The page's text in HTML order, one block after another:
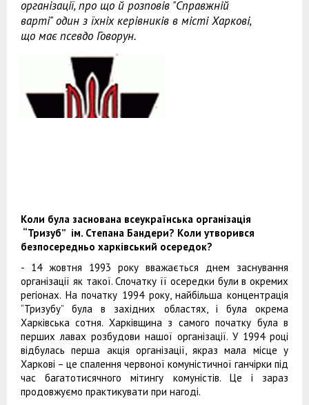
організації, про що й розповів "Справжній
варті" один з їхніх керівників в місті Харкові,
що має псевдо Говорун.
Коли була заснована всеукраїнська організація
“Тризуб” ім. Степана Бандери? Коли утворився
безпосередньо харківський осередок?
- 14 жовтня 1993 року вважається днем заснування
організації як такої. Спочатку її осередки були в окремих
регіонах. На початку 1994 року, найбільша концентрація
“Тризубу” була в західних областях, і була окрема
Харківська сотня. Харківщина з самого початку була в
перших лавах розбудови нашої організації. У 1994 році
відбулась перша акція організації, якраз мала місце у
Харкові – це спалення червоної комуністичної ганчірки під
час багатотисячного мітингу комуністів. Це і зараз
продовжуємо практикувати при нагоді.